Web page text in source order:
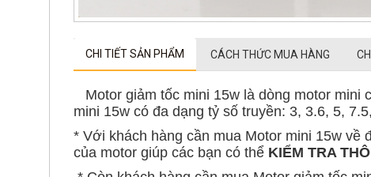
mini 15w có đa dạng tỷ số truyền: 3, 3.6, 5,
* Với khách hàng cần mua Motor mini 15w về
của motor giúp các bạn có thểKIỂM TRA
* Còn khách hàng cần mua Motor giảm tốc
và cókỹ thuật tư vấn để các bạn lắp đặt
Dưới đây là hình ảnh thực tế của motor giảm